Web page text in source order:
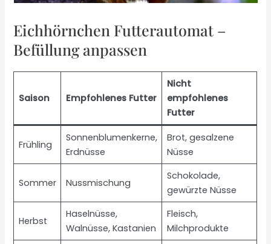
Eichhörnchen Futterautomat –
Befüllung anpassen
Saison Empfohlenes Futter
Nicht
empfohlenes
Futter
Frühling
Sonnenblumenkerne,
Erdnüsse
Brot, gesalzene
Nüsse
Sommer Nussmischung
Schokolade,
gewürzte Nüsse
Herbst
Haselnüsse,
Walnüsse, Kastanien
Fleisch,
Milchprodukte